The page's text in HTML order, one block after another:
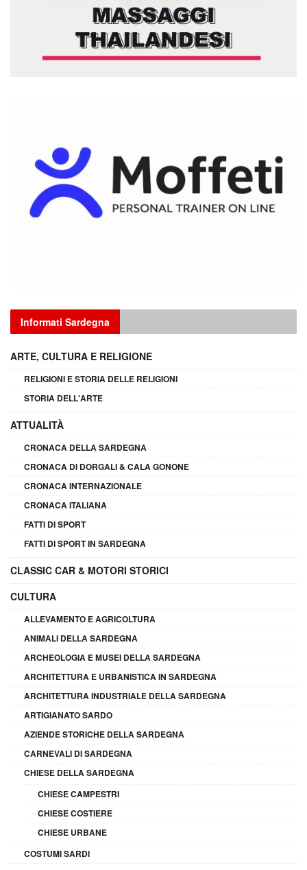
Informati Sardegna
ARTE, CULTURA E RELIGIONE
RELIGIONI E STORIA DELLE RELIGIONI
STORIA DELL'ARTE
ATTUALITÀ
CRONACA DELLA SARDEGNA
CRONACA DI DORGALI & CALA GONONE
CRONACA INTERNAZIONALE
CRONACA ITALIANA
FATTI DI SPORT
FATTI DI SPORT IN SARDEGNA
CLASSIC CAR & MOTORI STORICI
CULTURA
ALLEVAMENTO E AGRICOLTURA
ANIMALI DELLA SARDEGNA
ARCHEOLOGIA E MUSEI DELLA SARDEGNA
ARCHITETTURA E URBANISTICA IN SARDEGNA
ARCHITETTURA INDUSTRIALE DELLA SARDEGNA
ARTIGIANATO SARDO
AZIENDE STORICHE DELLA SARDEGNA
CARNEVALI DI SARDEGNA
CHIESE DELLA SARDEGNA
CHIESE CAMPESTRI
CHIESE COSTIERE
CHIESE URBANE
COSTUMI SARDI